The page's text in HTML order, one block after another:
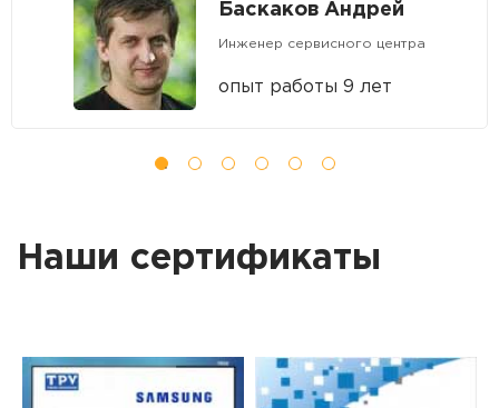
Баскаков Андрей
Инженер сервисного центра
опыт работы 9 лет
Наши сертификаты